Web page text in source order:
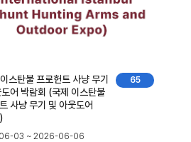
65
스탄불 프로헌트 사냥 무기
어 박람회 (국제 이스탄불
사냥 무기 및 아웃도어
03 ~ 2026-06-06